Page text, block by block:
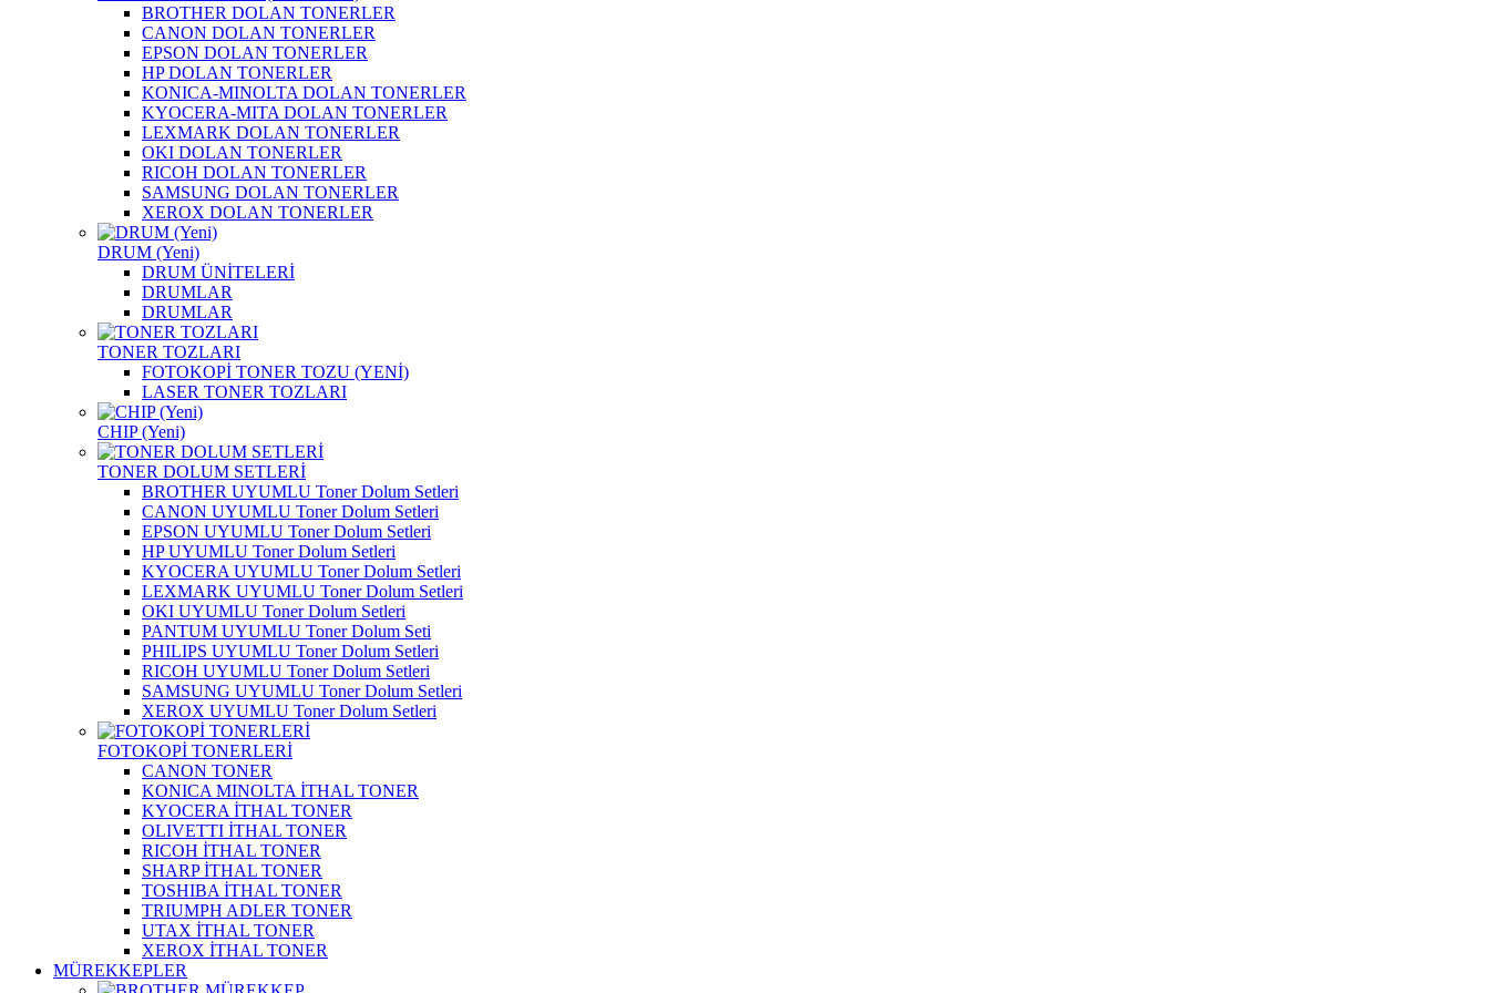
BROTHER DOLAN TONERLER
CANON DOLAN TONERLER
EPSON DOLAN TONERLER
HP DOLAN TONERLER
KONICA-MINOLTA DOLAN TONERLER
KYOCERA-MITA DOLAN TONERLER
LEXMARK DOLAN TONERLER
OKI DOLAN TONERLER
RICOH DOLAN TONERLER
SAMSUNG DOLAN TONERLER
XEROX DOLAN TONERLER
DRUM (Yeni)
DRUM ÜNİTELERİ
DRUMLAR
DRUMLAR
TONER TOZLARI
FOTOKOPİ TONER TOZU (YENİ)
LASER TONER TOZLARI
CHIP (Yeni)
TONER DOLUM SETLERİ
BROTHER UYUMLU Toner Dolum Setleri
CANON UYUMLU Toner Dolum Setleri
EPSON UYUMLU Toner Dolum Setleri
HP UYUMLU Toner Dolum Setleri
KYOCERA UYUMLU Toner Dolum Setleri
LEXMARK UYUMLU Toner Dolum Setleri
OKI UYUMLU Toner Dolum Setleri
PANTUM UYUMLU Toner Dolum Seti
PHILIPS UYUMLU Toner Dolum Setleri
RICOH UYUMLU Toner Dolum Setleri
SAMSUNG UYUMLU Toner Dolum Setleri
XEROX UYUMLU Toner Dolum Setleri
FOTOKOPİ TONERLERİ
CANON TONER
KONICA MINOLTA İTHAL TONER
KYOCERA İTHAL TONER
OLIVETTI İTHAL TONER
RICOH İTHAL TONER
SHARP İTHAL TONER
TOSHIBA İTHAL TONER
TRIUMPH ADLER TONER
UTAX İTHAL TONER
XEROX İTHAL TONER
MÜREKKEPLER